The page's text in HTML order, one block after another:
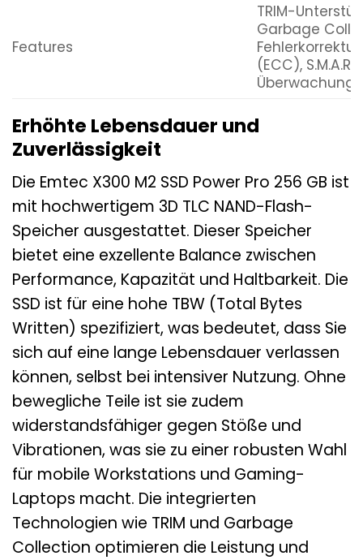
Features
TRIM-
Garbage
Fehlerkorrektur
(ECC), S.M.A.R.T.
Überwachung
Erhöhte Lebensdauer und
Zuverlässigkeit
Die Emtec X300 M2 SSD Power Pro 256 GB ist
mit hochwertigem 3D TLC NAND-Flash-
Speicher ausgestattet. Dieser Speicher
bietet eine exzellente Balance zwischen
Performance, Kapazität und Haltbarkeit. Die
SSD ist für eine hohe TBW (Total Bytes
Written) spezifiziert, was bedeutet, dass Sie
sich auf eine lange Lebensdauer verlassen
können, selbst bei intensiver Nutzung. Ohne
bewegliche Teile ist sie zudem
widerstandsfähiger gegen Stöße und
Vibrationen, was sie zu einer robusten Wahl
für mobile Workstations und Gaming-
Laptops macht. Die integrierten
Technologien wie TRIM und Garbage
Collection optimieren die Leistung und